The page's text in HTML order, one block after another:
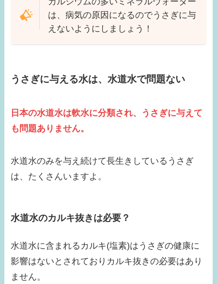
は、病気の原因になるのでうさぎに与
えないようにしましょう！
うさぎに与える水は、水道水で問題ない
日本の水道水は軟水に分類され、うさぎに与えて
も問題ありません。
水道水のみを与え続けて長生きしているうさぎ
は、たくさんいますよ。
水道水のカルキ抜きは必要？
水道水に含まれるカルキ(塩素)はうさぎの健康に
影響はないとされておりカルキ抜きの必要はあり
ません。